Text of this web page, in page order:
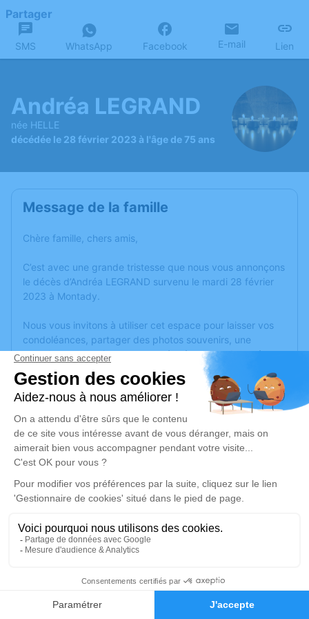
Faire-part Hommages
Partager
SMS WhatsApp Facebook E-mail Lien
Andréa LEGRAND
née HELLE
décédée le 28 février 2023 à l'âge de 75 ans
Message de la famille
Chère famille, chers amis,
C’est avec une grande tristesse que nous vous annonçons
le décès d’Andréa LEGRAND survenu le mardi 28 février
2023 à Montady.
Nous vous invitons à utiliser cet espace pour laisser vos
condoléances, partager des photos souvenirs, une
anecdote ou exprimer vos pensées à travers des poèmes
ou des textes. Cet endroit est un lieu d'expression dédié à
honorer la mémoire d’Andréa LEGRAND.
Je rends hommage
Cérémonie religieuse
lundi 06 mars 2023 à 16h00
Chambre Funéraire des Communes
Route de Corneilhan
34500 Béziers
Je rends hommage